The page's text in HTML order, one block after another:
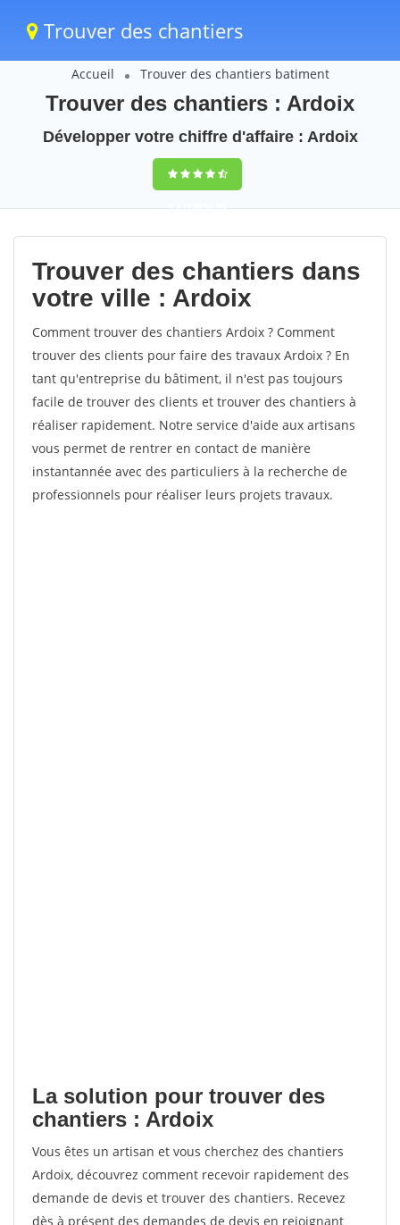
Trouver des chantiers
Accueil Trouver des chantiers batiment
Trouver des chantiers : Ardoix
Développer votre chiffre d'affaire : Ardoix
9,5(100%)39
votes
Trouver des chantiers dans
votre ville : Ardoix
Comment trouver des chantiers Ardoix ? Comment
trouver des clients pour faire des travaux Ardoix ? En
tant qu'entreprise du bâtiment, il n'est pas toujours
facile de trouver des clients et trouver des chantiers à
réaliser rapidement. Notre service d'aide aux artisans
vous permet de rentrer en contact de manière
instantannée avec des particuliers à la recherche de
professionnels pour réaliser leurs projets travaux.
La solution pour trouver des
chantiers : Ardoix
Vous êtes un artisan et vous cherchez des chantiers
Ardoix, découvrez comment recevoir rapidement des
demande de devis et trouver des chantiers. Recevez
dès à présent des demandes de devis en rejoignant